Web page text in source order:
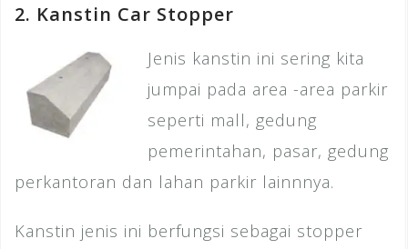
2. Kanstin Car Stopper
Jenis kanstin ini sering kita
jumpai pada area -area parkir
seperti mall, gedung
pemerintahan, pasar, gedung
perkantoran dan lahan parkir lainnnya.
Kanstin jenis ini berfungsi sebagai stopper